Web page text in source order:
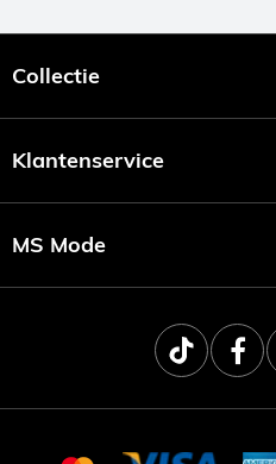
Collectie
Klantenservice
MS Mode